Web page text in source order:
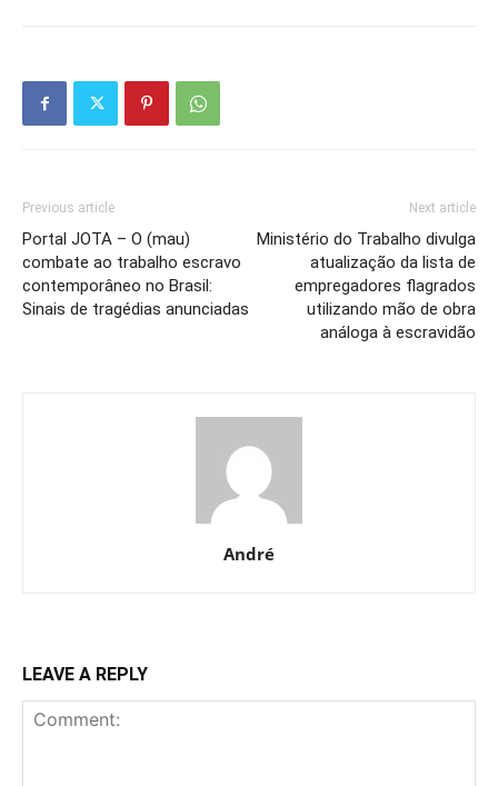
Previous article
Portal JOTA – O (mau)
combate ao trabalho escravo
contemporâneo no Brasil:
Sinais de tragédias anunciadas
Next article
Ministério do Trabalho divulga
atualização da lista de
empregadores flagrados
utilizando mão de obra
análoga à escravidão
André
LEAVE A REPLY